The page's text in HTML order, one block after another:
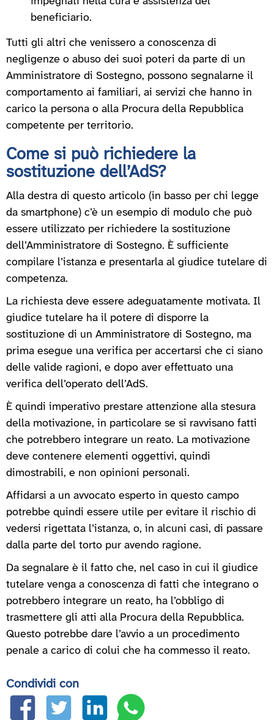
beneficiario.
Tutti gli altri che venissero a conoscenza di
negligenze o abuso dei suoi poteri da parte di un
Amministratore di Sostegno, possono segnalarne il
comportamento ai familiari, ai servizi che hanno in
carico la persona o alla Procura della Repubblica
competente per territorio.
Come si può richiedere la
sostituzione dell’AdS?
Alla destra di questo articolo (in basso per chi legge
da smartphone) c’è un esempio di modulo che può
essere utilizzato per richiedere la sostituzione
dell’Amministratore di Sostegno. È sufficiente
compilare l’istanza e presentarla al giudice tutelare di
competenza.
La richiesta deve essere adeguatamente motivata. Il
giudice tutelare ha il potere di disporre la
sostituzione di un Amministratore di Sostegno, ma
prima esegue una verifica per accertarsi che ci siano
delle valide ragioni, e dopo aver effettuato una
verifica dell’operato dell’AdS.
È quindi imperativo prestare attenzione alla stesura
della motivazione, in particolare se si ravvisano fatti
che potrebbero integrare un reato. La motivazione
deve contenere elementi oggettivi, quindi
dimostrabili, e non opinioni personali.
Affidarsi a un avvocato esperto in questo campo
potrebbe quindi essere utile per evitare il rischio di
vedersi rigettata l’istanza, o, in alcuni casi, di passare
dalla parte del torto pur avendo ragione.
Da segnalare è il fatto che, nel caso in cui il giudice
tutelare venga a conoscenza di fatti che integrano o
potrebbero integrare un reato, ha l’obbligo di
trasmettere gli atti alla Procura della Repubblica.
Questo potrebbe dare l’avvio a un procedimento
penale a carico di colui che ha commesso il reato.
Condividi con